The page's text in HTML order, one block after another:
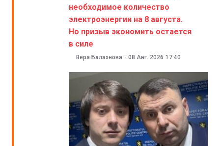
необходимое количество
электроэнергии на 8 августа.
Но призыв экономить остается
в силе
Вера Балахнова - 08 Авг. 2026 17:40